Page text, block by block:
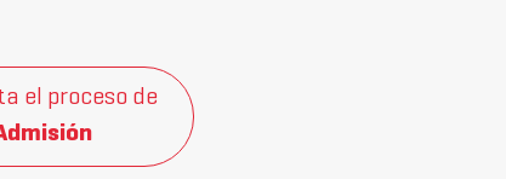
el proceso de